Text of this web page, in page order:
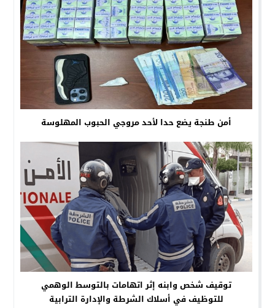
أمن طنجة يضع حدا لأحد مروجي الحبوب المهلوسة
توقيف شخص وابنه إثر اتهامات بالتوسط الوهمي
للتوظيف في أسلاك الشرطة والإدارة الترابية